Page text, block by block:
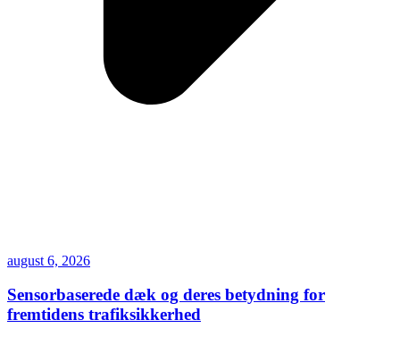
august 6, 2026
Sensorbaserede dæk og deres betydning for
fremtidens trafiksikkerhed